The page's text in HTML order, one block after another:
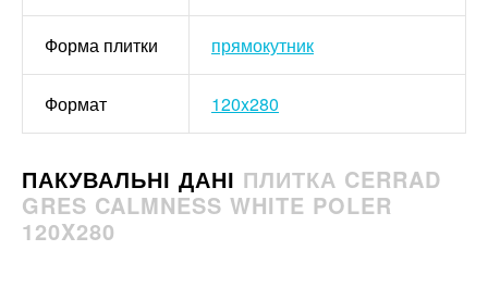
Форма плитки прямокутник
Формат 120x280
ПАКУВАЛЬНІ ДАНІ ПЛИТКА CERRAD
GRES CALMNESS WHITE POLER
120X280